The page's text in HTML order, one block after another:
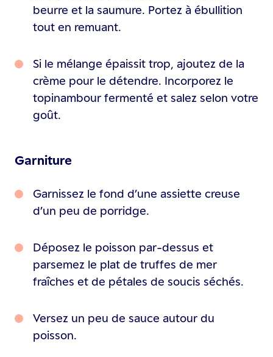
beurre et la saumure. Portez à ébullition
tout en remuant.
Si le mélange épaissit trop, ajoutez de la
crème pour le détendre. Incorporez le
topinambour fermenté et salez selon votre
goût.
Garniture
Garnissez le fond d’une assiette creuse
d’un peu de porridge.
Déposez le poisson par-dessus et
parsemez le plat de truffes de mer
fraîches et de pétales de soucis séchés.
Versez un peu de sauce autour du
poisson.